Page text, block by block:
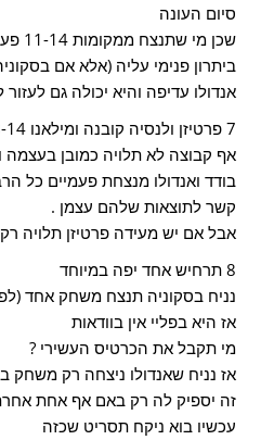
סיום העונה
שכן
ביתרון פנימי עליה (אלא אם
אנדולו עדיפה והיא יכולה גם
7 פרטיזן ולנסיה קובנה ומילאנו 18-14 (ומינכן 19-13)
אף קבוצה לא תלויה כמובן
בודד ואנדולו מנצחת פעמיים כל
קשר לתוצאות שלהם עצמן .
אבל אם יש מעידה פרטיזן תלויה
8 תרחיש אחד יפה במיוחד
נניח בסקוניה תנצח משחק אחד
אז היא בפליי אין בוודאות
מי תקבל את הכרטיס העשירי ?
אז נניח שאנדולו ניצחה רק משחק
זה יספיק לה רק באם אף אחת
עכשיו בוא ניקח תסריט שכזה